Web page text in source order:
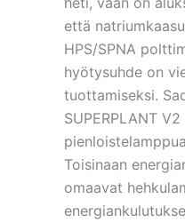
että
HPS/SPNA
hyötysuhde on
tuottamiseksi.
SUPERPLANT
Toisinaan
omaavat